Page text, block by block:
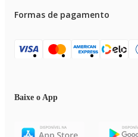
Formas de pagamento
Baixe o App